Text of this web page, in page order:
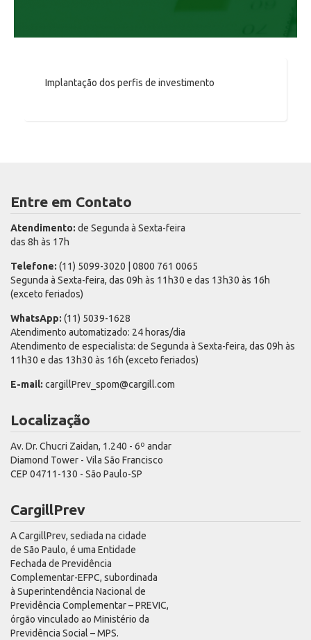
Implantação dos perfis de investimento
Entre em Contato
Atendimento: de Segunda à Sexta-feira
das 8h às 17h
Telefone: (11) 5099-3020 | 0800 761 0065
Segunda à Sexta-feira, das 09h às 11h30 e das 13h30 às 16h
(exceto feriados)
WhatsApp: (11) 5039-1628
Atendimento automatizado: 24 horas/dia
Atendimento de especialista: de Segunda à Sexta-feira, das 09h às
11h30 e das 13h30 às 16h (exceto feriados)
E-mail: cargillPrev_spom@cargill.com
Localização
Av. Dr. Chucri Zaidan, 1.240 - 6º andar
Diamond Tower - Vila São Francisco
CEP 04711-130 - São Paulo-SP
CargillPrev
A CargillPrev, sediada na cidade
de São Paulo, é uma Entidade
Fechada de Previdência
Complementar-EFPC, subordinada
à Superintendência Nacional de
Previdência Complementar – PREVIC,
órgão vinculado ao Ministério da
Previdência Social – MPS.